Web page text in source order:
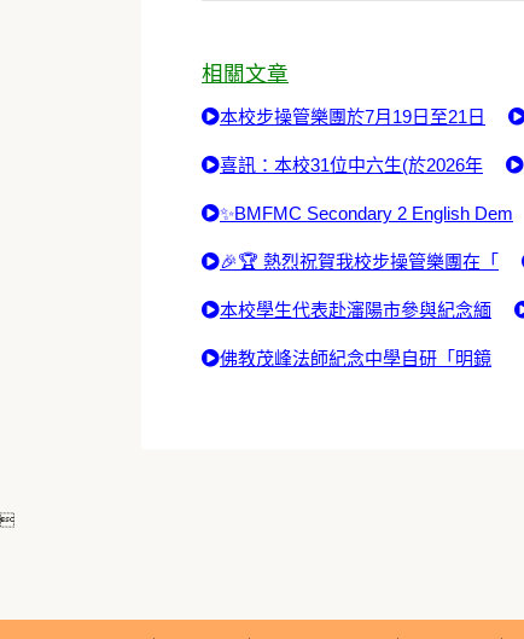
相關文章
本校步操管樂團於7月19日至21日
喜訊：本校31位中六生(於2026年
✨BMFMC Secondary 2 English Dem
🎉🏆 熱烈祝賀我校步操管樂團在「
本校學生代表赴瀋陽市參與紀念緬
佛教茂峰法師紀念中學自研「明鏡
